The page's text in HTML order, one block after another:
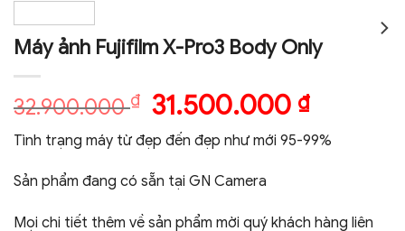
Máy ảnh Fujifilm X-Pro3 Body Only
32.900.000₫
Giá
gốc
là:
32.900.000 ₫.
31.500.000 ₫Giá
tại
Tình trạng máy từ đẹp đến đẹp như mới 95-99%
Sản phẩm đang có sẵn tại GN Camera
Mọi chi tiết thêm về sản phẩm mời quý khách hàng liên